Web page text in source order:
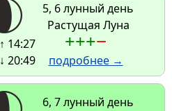
5, 6 лунный день
Растущая Луна
↑ 14:27
↓ 20:49
+++−
подробнее →
6, 7 лунный день